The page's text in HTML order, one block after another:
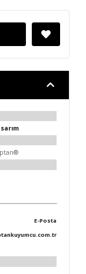
E-Posta